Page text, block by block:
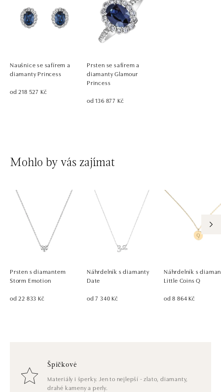
Naušnice se safírem a
diamanty Princess
od 218 527 Kč
Prsten se safírem a
diamanty Glamour
Princess
od 136 877 Kč
Mohlo by vás zajímat
Prsten s diamantem
Storm Emotion
od 22 833 Kč
Náhrdelník s diamanty
Date
od 7 340 Kč
Náhrdelník s
Little Coins Q
od 8 864 Kč
Špičkové
Materiály i šperky. Jen to nejlepší - zlato, diamanty,
drahé kameny a perly.